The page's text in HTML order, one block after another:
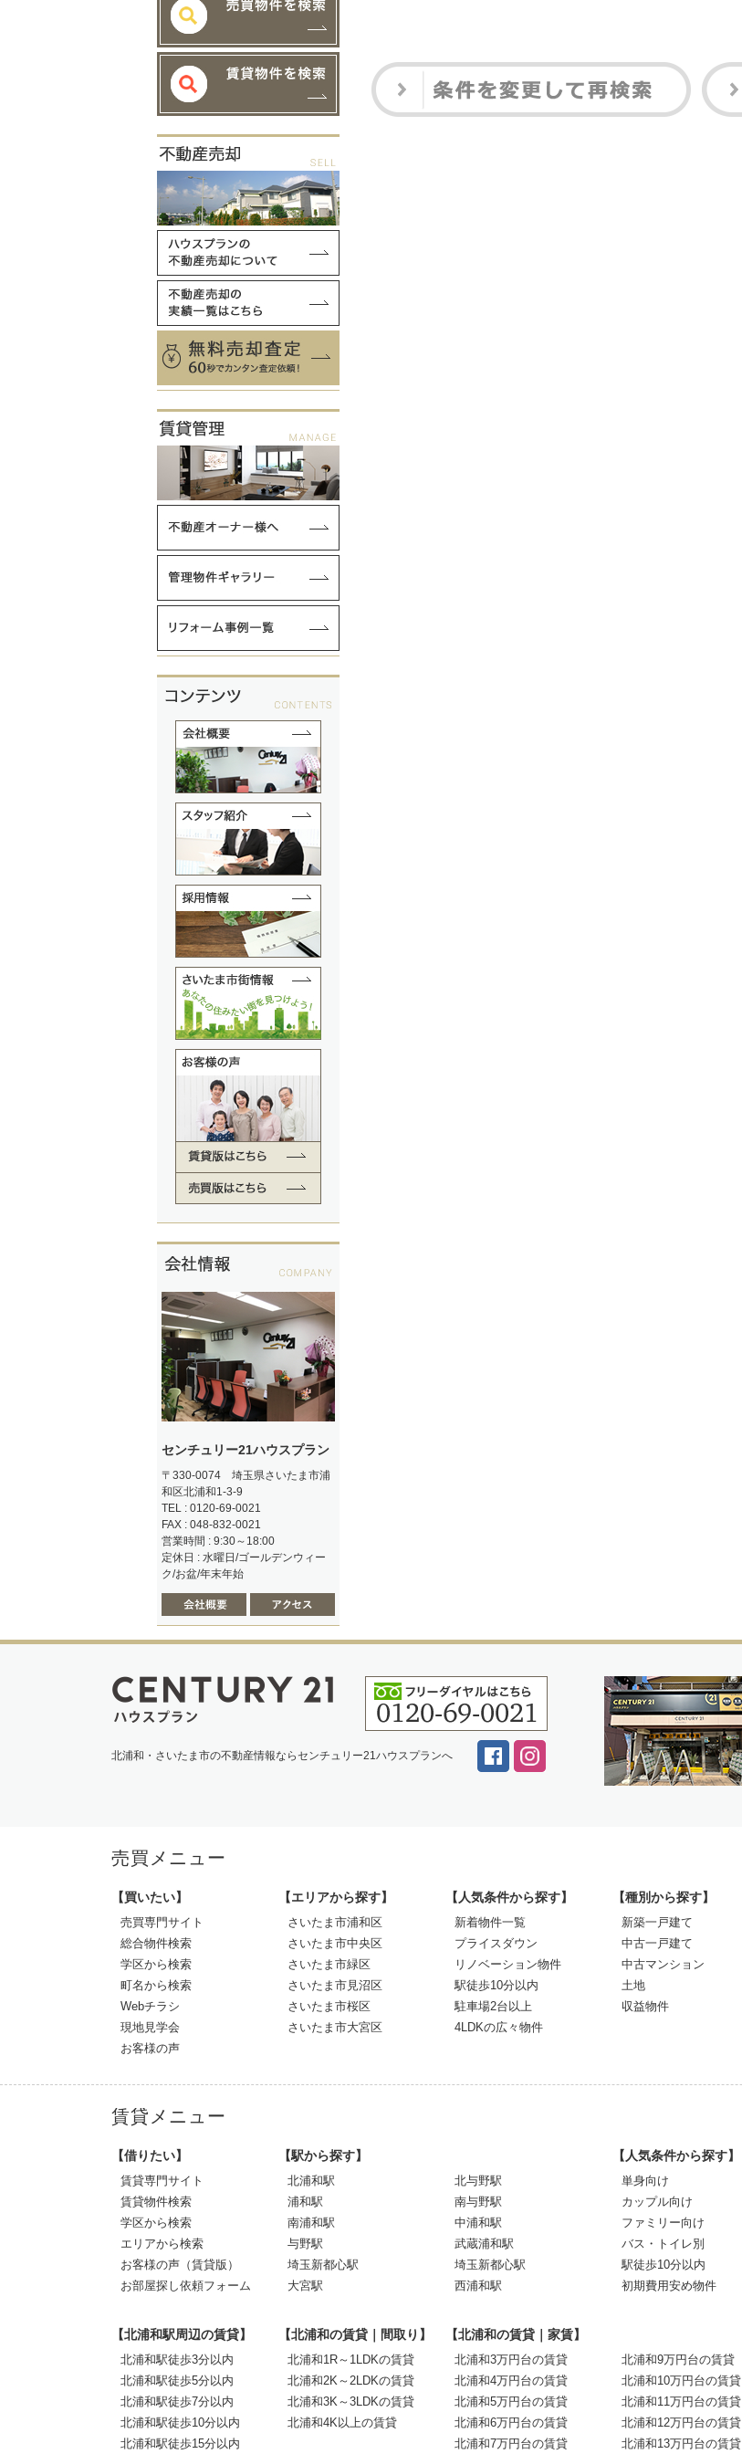
センチュリー21ハウスプラン
〒330-0074 埼玉県さいたま市浦
和区北浦和1-3-9
TEL : 0120-69-0021
FAX : 048-832-0021
営業時間 : 9:30～18:00
定休日 : 水曜日/ゴールデンウィー
ク/お盆/年末年始
北浦和・さいたま市の不動産情報ならセンチュリー21ハウスプランへ
売買メニュー
【買いたい】
売買専門サイト
総合物件検索
学区から検索
町名から検索
Webチラシ
現地見学会
お客様の声
【エリアから探す】
さいたま市浦和区
さいたま市中央区
さいたま市緑区
さいたま市見沼区
さいたま市桜区
さいたま市大宮区
【人気条件から探す】
新着物件一覧
プライスダウン
リノベーション物件
駅徒歩10分以内
駐車場2台以上
4LDKの広々物件
【種別から探す】
新築一戸建て
中古一戸建て
中古マンション
土地
収益物件
賃貸メニュー
【借りたい】
賃貸専門サイト
賃貸物件検索
学区から検索
エリアから検索
お客様の声（賃貸版）
お部屋探し依頼フォーム
【駅から探す】
北浦和駅
浦和駅
南浦和駅
与野駅
埼玉新都心駅
大宮駅
北与野駅
南与野駅
中浦和駅
武蔵浦和駅
埼玉新都心駅
西浦和駅
【人気条件から探す】
単身向け
カップル向け
ファミリー向け
バス・トイレ別
駅徒歩10分以内
初期費用安め物件
【北浦和駅周辺の賃貸】
北浦和駅徒歩3分以内
北浦和駅徒歩5分以内
北浦和駅徒歩7分以内
北浦和駅徒歩10分以内
北浦和駅徒歩15分以内
【北浦和の賃貸｜間取り】
北浦和1R～1LDKの賃貸
北浦和2K～2LDKの賃貸
北浦和3K～3LDKの賃貸
北浦和4K以上の賃貸
【北浦和の賃貸｜家賃】
北浦和3万円台の賃貸
北浦和4万円台の賃貸
北浦和5万円台の賃貸
北浦和6万円台の賃貸
北浦和7万円台の賃貸
北浦和9万円台の賃貸
北浦和10万円台の賃貸
北浦和11万円台の賃貸
北浦和12万円台の賃貸
北浦和13万円台の賃貸